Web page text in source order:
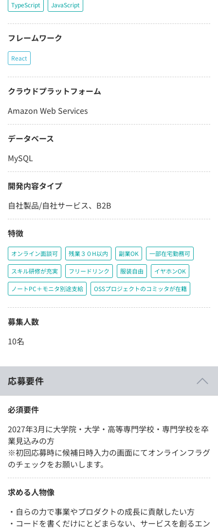
TypeScript JavaScript
フレームワーク
React
クラウドプラットフォーム
Amazon Web Services
データベース
MySQL
開発内容タイプ
自社製品/自社サービス、B2B
特徴
オンライン面談可 残業３０H以内 副業OK 一部在宅勤務可
スキル研修が充実 フリードリンク 服装自由 イヤホンOK
ノートPC＋モニタ別途支給 OSSプロジェクトのコミッタが在籍
募集人数
10名
応募要件
必須要件
2027年3月に大学院・大学・高等専門学校・専門学校を卒
業見込みの方
※初回応募時に候補日時入力の画面にてオンラインフラグ
のチェックをお願いします。
求める人物像
・自らの力で事業やプロダクトの成長に貢献したい方
・コードを書くだけにとどまらない、サービスを創るエン